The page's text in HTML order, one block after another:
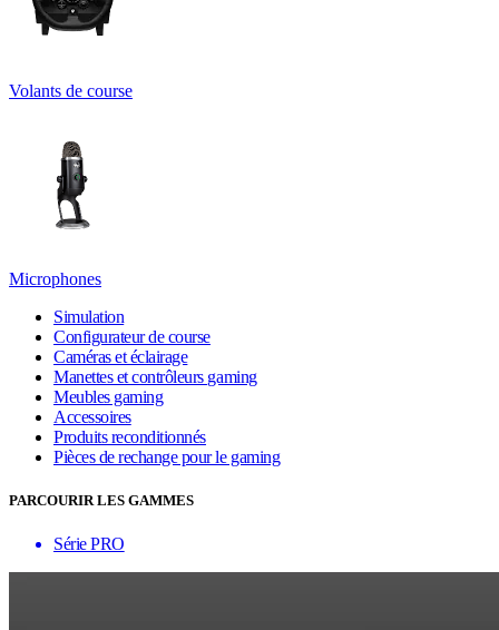
Volants de course
Microphones
Simulation
Configurateur de course
Caméras et éclairage
Manettes et contrôleurs gaming
Meubles gaming
Accessoires
Produits reconditionnés
Pièces de rechange pour le gaming
PARCOURIR LES GAMMES
Série PRO